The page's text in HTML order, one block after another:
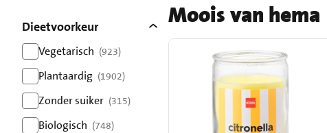
Dieetvoorkeur
Vegetarisch (923)
resultaten
Plantaardig (1902)
resultaten
Zonder suiker (315)
resultaten
Biologisch (748)
Moois van hema